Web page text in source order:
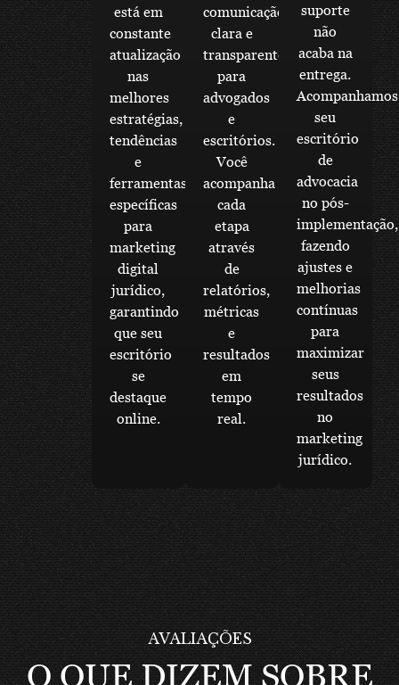
está em
constante
atualização
nas
melhores
estratégias,
tendências
e
ferramentas
específicas
para
marketing
digital
jurídico,
garantindo
que seu
escritório
se
destaque
online.
comunicação
clara e
transparente
para
advogados
e
escritórios.
Você
acompanha
cada
etapa
através
de
relatórios,
métricas
e
resultados
em
tempo
real.
suporte
não
acaba na
entrega.
Acompanhamos
seu
escritório
de
advocacia
no pós-
implementação,
fazendo
ajustes e
melhorias
contínuas
para
maximizar
seus
resultados
no
marketing
jurídico.
AVALIAÇÕES
O QUE DIZEM SOBRE